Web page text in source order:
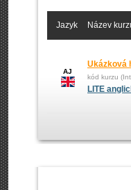
Jazyk Název
AJ
Ukázková
kód kurzu
LITE